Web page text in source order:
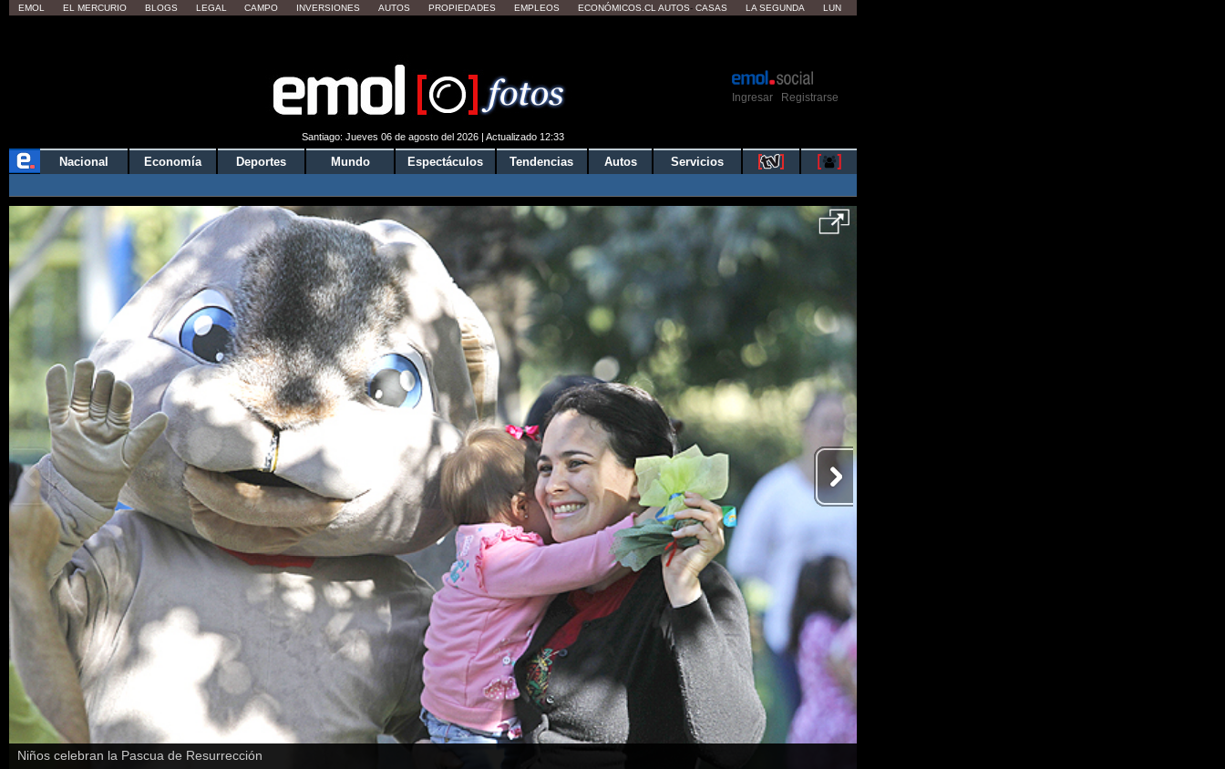
EMOL EL MERCURIO BLOGS LEGAL CAMPO INVERSIONES AUTOS PROPIEDADES EMPLEOS ECONÓMICOS.CL AUTOS- CASAS LA SEGUNDA LUN
Ingresar Registrarse
Santiago: Jueves 06 de agosto del 2026 | Actualizado 12:33
Nacional Economía Deportes Mundo Espectáculos Tendencias Autos Servicios
Niños celebran la Pascua de Resurrección